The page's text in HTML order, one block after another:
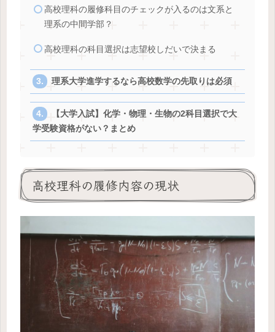
高校理科の履修科目のチェックが入るのは文系と
理系の中間学部？
高校理科の科目選択は志望校しだいで決まる
理系大学進学するなら高校数学の先取りは必須
【大学入試】化学・物理・生物の2科目選択で大
学受験資格がない？まとめ
高校理科の履修内容の現状